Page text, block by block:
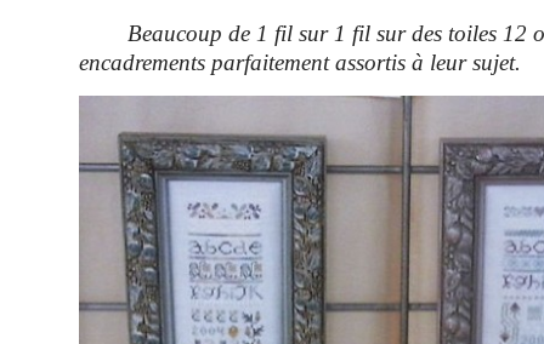
Beaucoup de 1 fil sur 1 fil sur des toiles 12
encadrements parfaitement assortis à leur sujet.